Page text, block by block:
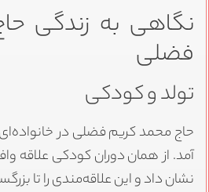
نگاهی به زندگی
فضلی
تولد و کودکی
حاج محمد کریم فضلی در خانواده‌ای
آمد. از همان دوران کودکی علاقه
نشان داد و این علاقه‌مندی را تا